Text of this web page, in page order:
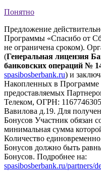
Понятно
Предложение
Программы «Спасибо от
не ограничена сроком).
(Генеральная лицензия
банковских операций №
spasibosberbank.ru) и
Накопленных в Программе
предоставляемых
Телеком, ОГРН:
Вавилова д.19. Для
Бонусов Участник обязан
минимальная сумма
Количество
Бонусов должно быть
Бонусов. Подробнее на:
spasibosberbank.ru/partners/